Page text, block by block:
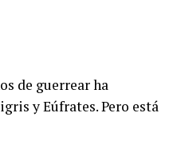
de guerrear ha
y Eúfrates. Pero está